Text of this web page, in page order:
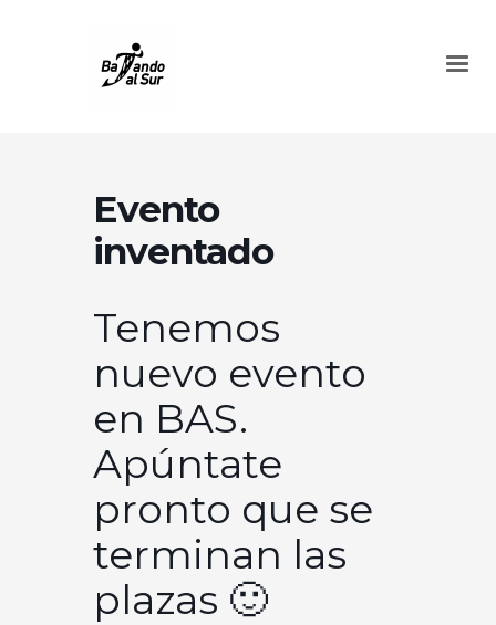
Evento
inventado
Tenemos
nuevo evento
en BAS.
Apúntate
pronto que se
terminan las
plazas 🙂